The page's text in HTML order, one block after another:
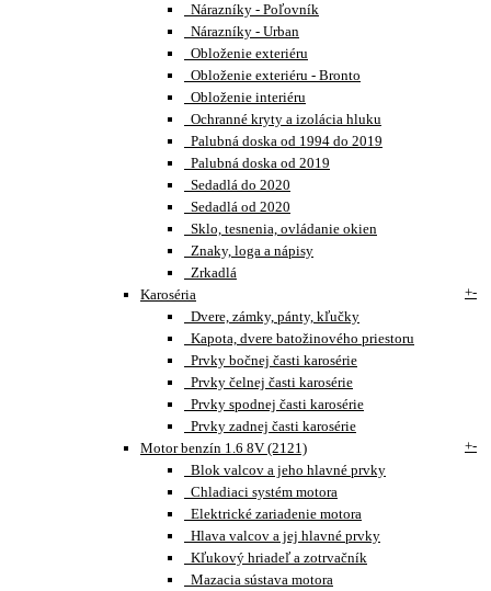
Nárazníky - Poľovník
Nárazníky - Urban
Obloženie exteriéru
Obloženie exteriéru - Bronto
Obloženie interiéru
Ochranné kryty a izolácia hluku
Palubná doska od 1994 do 2019
Palubná doska od 2019
Sedadlá do 2020
Sedadlá od 2020
Sklo, tesnenia, ovládanie okien
Znaky, loga a nápisy
Zrkadlá
Karoséria
+-
Dvere, zámky, pánty, kľučky
Kapota, dvere batožinového priestoru
Prvky bočnej časti karosérie
Prvky čelnej časti karosérie
Prvky spodnej časti karosérie
Prvky zadnej časti karosérie
Motor benzín 1.6 8V (2121)
+-
Blok valcov a jeho hlavné prvky
Chladiaci systém motora
Elektrické zariadenie motora
Hlava valcov a jej hlavné prvky
Kľukový hriadeľ a zotrvačník
Mazacia sústava motora